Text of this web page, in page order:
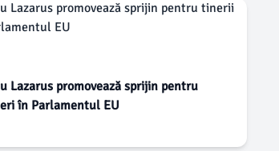
Lazarus promovează sprijin pentru
în Parlamentul EU